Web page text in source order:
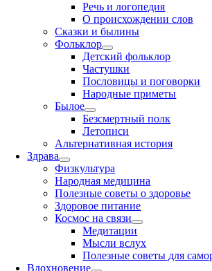
Речь и логопедия
О происхождении слов
Сказки и былины
Фольклор
Детский фольклор
Частушки
Пословицы и поговорки
Народные приметы
Былое
Безсмертный полк
Летописи
Альтернативная история
Здрава
Физкультура
Народная медицина
Полезные советы о здоровье
Здоровое питание
Космос на связи
Медитации
Мысли вслух
Полезные советы для
Вдохновение